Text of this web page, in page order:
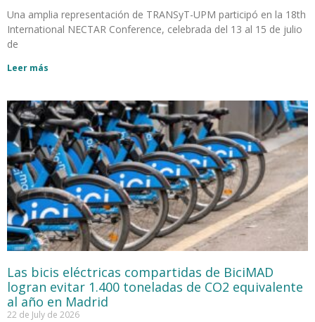
Una amplia representación de TRANSyT-UPM participó en la 18th
International NECTAR Conference, celebrada del 13 al 15 de julio
de
Leer más
Las bicis eléctricas compartidas de BiciMAD
logran evitar 1.400 toneladas de CO2 equivalente
al año en Madrid
22 de July de 2026